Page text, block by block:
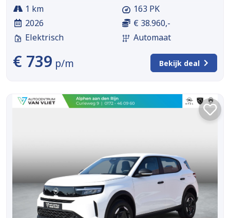
1 km
2026
Elektrisch
163 PK
€ 38.960,-
Automaat
€ 739 p/m Bekijk deal